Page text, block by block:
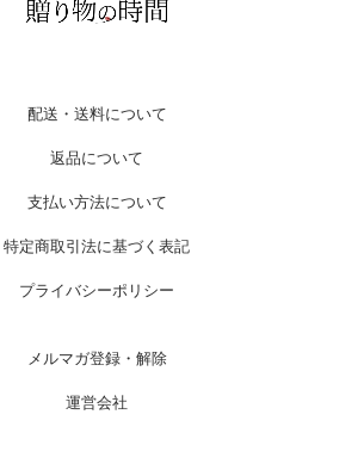
配送・送料について
返品について
支払い方法について
特定商取引法に基づく表記
プライバシーポリシー
メルマガ登録・解除
運営会社